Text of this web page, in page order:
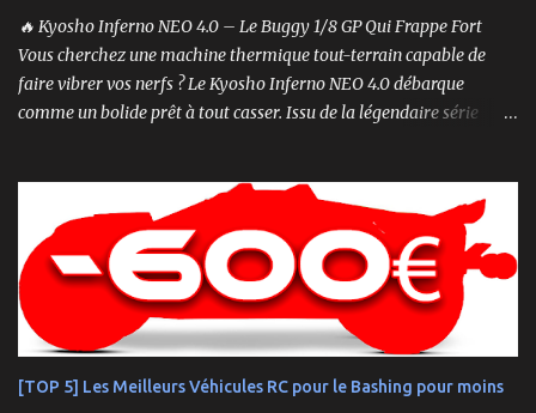
🔥 Kyosho Inferno NEO 4.0 – Le Buggy 1/8 GP Qui Frappe Fort
Vous cherchez une machine thermique tout-terrain capable de
faire vibrer vos nerfs ? Le Kyosho Inferno NEO 4.0 débarque
comme un bolide prêt à tout casser. Issu de la légendaire série
de boîte. 🏆 Héritage de Compétition, Prêt pour l’Aventure Basé sur
une plateforme au palmarès impressionnant — dont plusieurs
titres de champion du monde — le NEO 4.0 est conçu pour la
performance pure. Que vous soyez débutant ou mordu confirmé ,
ce buggy offre une prise en main rapide , une construction robuste
et une conduite précise , aussi bien sur piste que sur terrain
assemblé Moteur thermique KE21SP avec lanceur manuel
[TOP 5] Les Meilleurs Véhicules RC pour le Bashing pour moins